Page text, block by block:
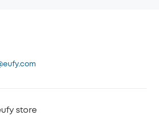
store